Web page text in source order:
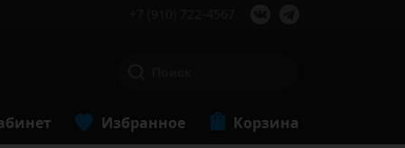
Избранное Корзина